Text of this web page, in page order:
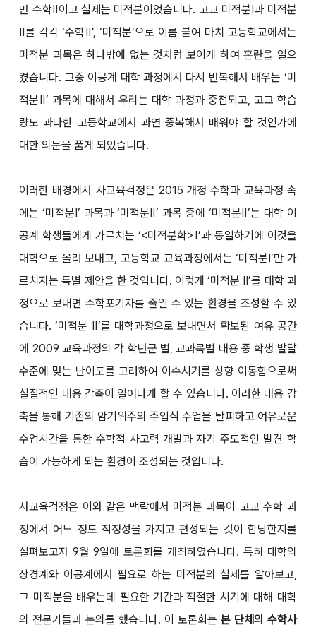
만 수학Ⅱ이고 실제는 미적분이었습니다. 고교 미적분І과 미적분
Ⅱ를 각각 ‘수학Ⅱ’, ‘미적분’으로 이름 붙여 마치 고등학교에서는
미적분 과목은 하나밖에 없는 것처럼 보이게 하여 혼란을 일으
켰습니다. 그중 이공계 대학 과정에서 다시 반복해서 배우는 ‘미
적분Ⅱ’ 과목에 대해서 우리는 대학 과정과 중첩되고, 고교 학습
량도 과다한 고등학교에서 과연 중복해서 배워야 할 것인가에
대한 의문을 품게 되었습니다.
이러한 배경에서 사교육걱정은 2015 개정 수학과 교육과정 속
에는 ‘미적분І’ 과목과 ‘미적분Ⅱ’ 과목 중에 ‘미적분Ⅱ’는 대학 이
공계 학생들에게 가르치는 ‘<미적분학>Ⅰ’과 동일하기에 이것을
대학으로 올려 보내고, 고등학교 교육과정에서는 ‘미적분І’만 가
르치자는 특별 제안을 한 것입니다. 이렇게 ‘미적분 Ⅱ’를 대학 과
정으로 보내면 수학포기자를 줄일 수 있는 환경을 조성할 수 있
습니다. ‘미적분 Ⅱ’를 대학과정으로 보내면서 확보된 여유 공간
에 2009 교육과정의 각 학년군 별, 교과목별 내용 중 학생 발달
수준에 맞는 난이도를 고려하여 이수시기를 상향 이동함으로써
실질적인 내용 감축이 일어나게 할 수 있습니다. 이러한 내용 감
축을 통해 기존의 암기위주의 주입식 수업을 탈피하고 여유로운
수업시간을 통한 수학적 사고력 개발과 자기 주도적인 발견 학
습이 가능하게 되는 환경이 조성되는 것입니다.
사교육걱정은 이와 같은 맥락에서 미적분 과목이 고교 수학 과
정에서 어느 정도 적정성을 가지고 편성되는 것이 합당한지를
살펴보고자 9월 9일에 토론회를 개최하였습니다. 특히 대학의
상경계와 이공계에서 필요로 하는 미적분의 실제를 알아보고,
그 미적분을 배우는데 필요한 기간과 적절한 시기에 대해 대학
의 전문가들과 논의를 했습니다. 이 토론회는 본 단체의 수학사